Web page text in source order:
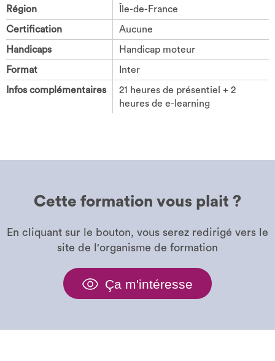
Région Île-de-France
Certification Aucune
Handicaps Handicap moteur
Format Inter
Infos complémentaires
21 heures de présentiel + 2
heures de e-learning
Cette formation vous plait ?
En cliquant sur le bouton, vous serez redirigé vers le
site de l'organisme de formation
Ça m'intéresse